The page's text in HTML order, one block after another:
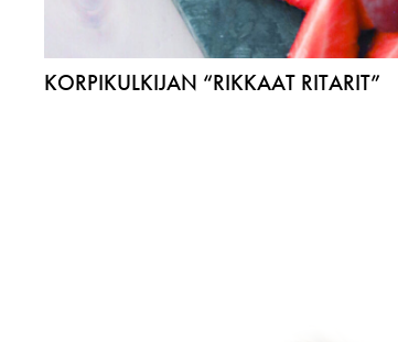
KORPIKULKIJAN “RIKKAAT RITARIT”